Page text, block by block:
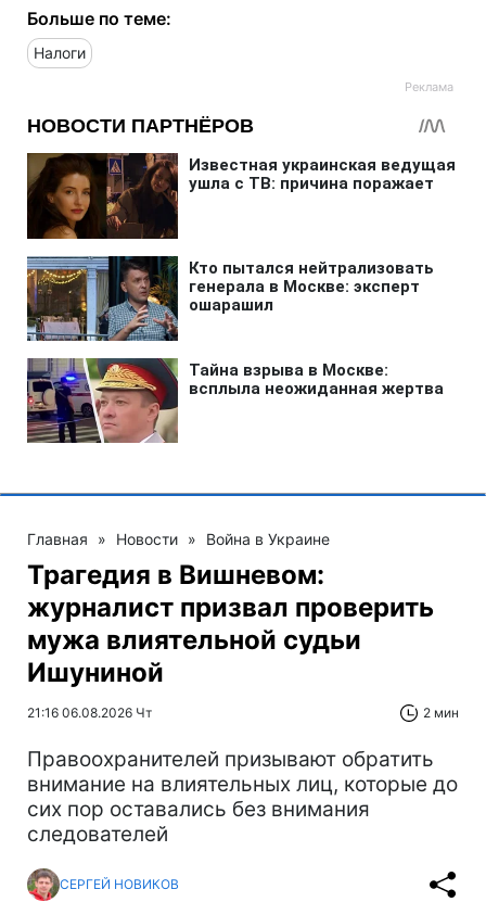
Больше по теме:
Налоги
Главная » Новости » Война в Украине
Трагедия в Вишневом:
журналист призвал проверить
мужа влиятельной судьи
Ишуниной
21:16 06.08.2026 Чт 2 мин
Правоохранителей призывают обратить
внимание на влиятельных лиц, которые до
сих пор оставались без внимания
следователей
СЕРГЕЙ НОВИКОВ